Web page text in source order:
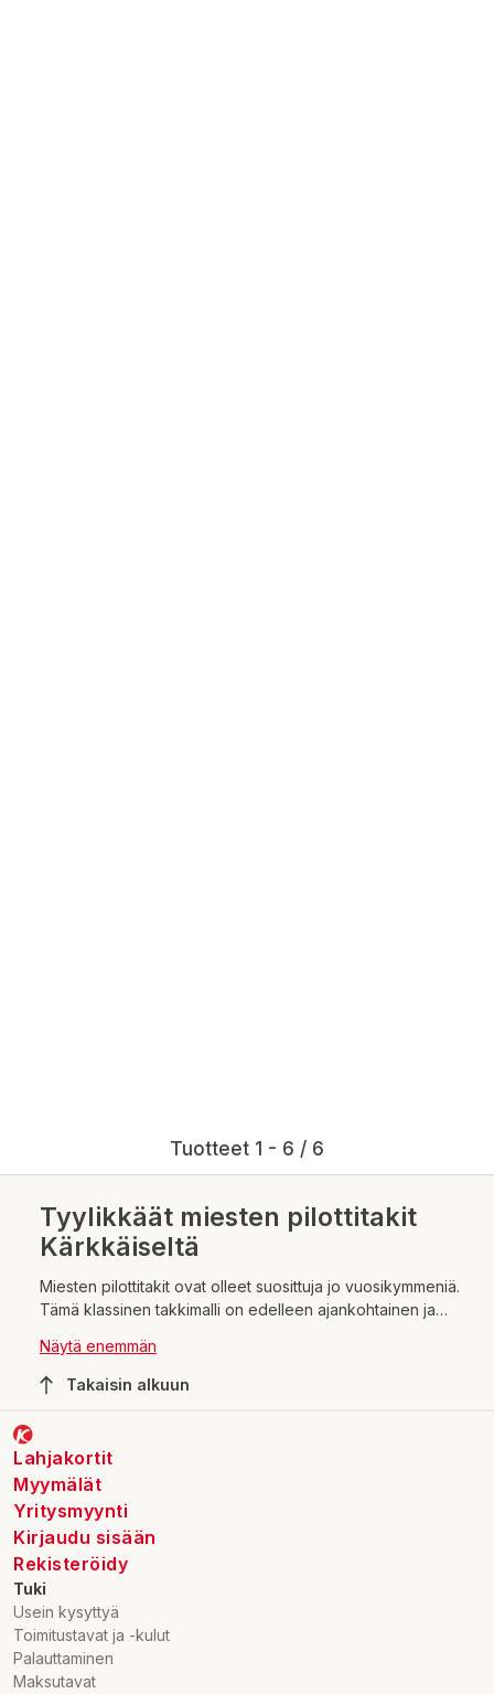
Tuotteet 1 - 6 / 6
Tyylikkäät miesten pilottitakit
Kärkkäiseltä
Miesten pilottitakit ovat olleet suosittuja jo vuosikymmeniä.
Tämä klassinen takkimalli on edelleen ajankohtainen ja
sen tyypillisestä mallista, jossa on kaksi riviä nappeja ja
leveät kaulukset. Takki sopii erinomaisesti yhteen niin
Näytä enemmän
Takaisin alkuun
Lahjakortit
Myymälät
Yritysmyynti
Kirjaudu sisään
Rekisteröidy
Tuki
Usein kysyttyä
Toimitustavat ja -kulut
Palauttaminen
Maksutavat